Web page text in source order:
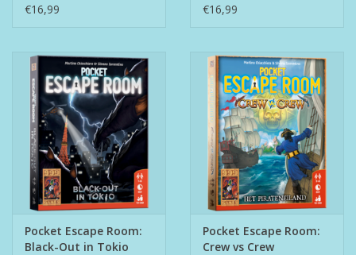
€16,99
€16,99
Pocket Escape Room:
Black-Out in Tokio
Pocket Escape Room:
Crew vs Crew